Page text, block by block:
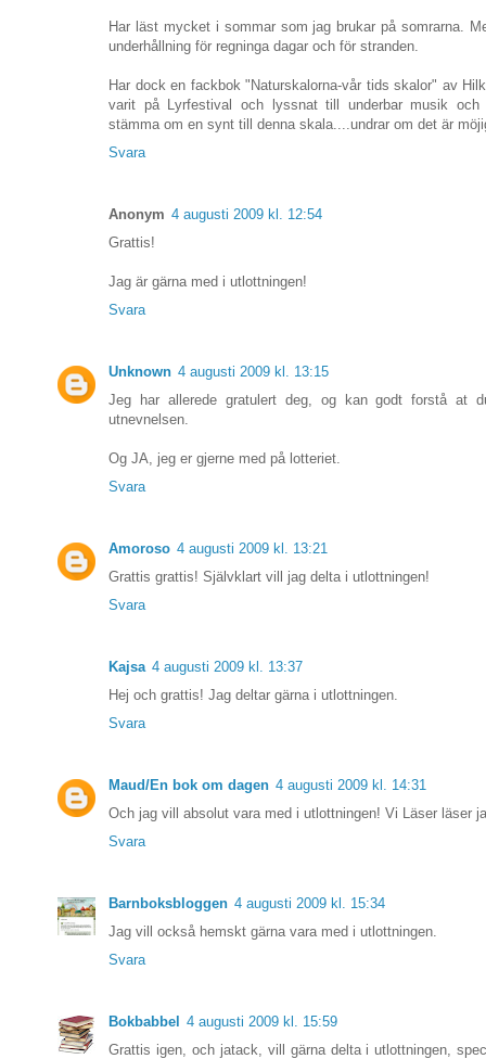
Har läst mycket i sommar som jag brukar på somrarna.
underhållning för regninga dagar och för stranden.
Har dock en fackbok "Naturskalorna-vår tids skalor" av
varit på Lyrfestival och lyssnat till underbar musik
stämma om en synt till denna skala....undrar om det är
Svara
Anonym 4 augusti 2009 kl. 12:54
Grattis!
Jag är gärna med i utlottningen!
Svara
Unknown 4 augusti 2009 kl. 13:15
Jeg har allerede gratulert deg, og kan godt forstå at
utnevnelsen.
Og JA, jeg er gjerne med på lotteriet.
Svara
Amoroso 4 augusti 2009 kl. 13:21
Grattis grattis! Självklart vill jag delta i utlottningen!
Svara
Kajsa 4 augusti 2009 kl. 13:37
Hej och grattis! Jag deltar gärna i utlottningen.
Svara
Maud/En bok om dagen 4 augusti 2009 kl. 14:31
Och jag vill absolut vara med i utlottningen! Vi Läser läser
Svara
Barnboksbloggen 4 augusti 2009 kl. 15:34
Jag vill också hemskt gärna vara med i utlottningen.
Svara
Bokbabbel
4 augusti 2009 kl. 15:59
Grattis igen, och jatack, vill gärna delta i utlottningen,